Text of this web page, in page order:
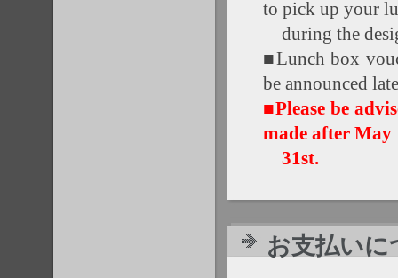
to pick up your
during the
■Lunch box
be announced
■Please be
made after May
31st.
お支払いに